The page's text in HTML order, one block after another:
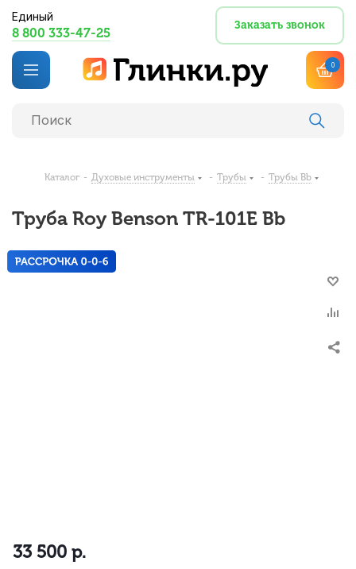
Единый
8 800 333-47-25
Заказать звонок
0
Каталог - Духовые инструменты - Трубы - Трубы Bb
Труба Roy Benson TR-101E Bb
33 500 р.